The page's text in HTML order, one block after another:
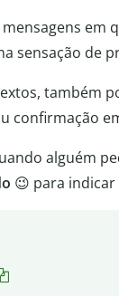
mensagens em
sensação de
também
confirmação
alguém
😉 para